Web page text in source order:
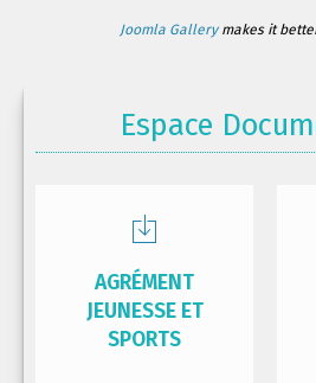
Joomla Gallerymakes it
Espace
AGRÉMENT
JEUNESSE ET
SPORTS